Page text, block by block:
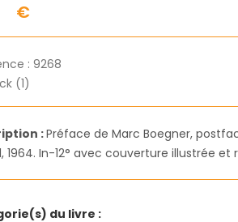
€
: 9268
(1)
:Préface de Marc Boegner,
1964. In-12° avec couverture illustrée
du livre :